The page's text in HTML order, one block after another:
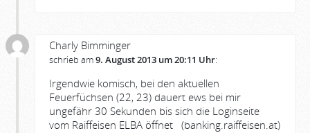
Charly Bimminger
schrieb am9. August 2013 um 20:11 Uhr:
Irgendwie komisch, bei den aktuellen
Feuerfüchsen (22, 23) dauert ews bei mir
ungefähr 30 Sekunden bis sich die Loginseite
vom Raiffeisen ELBA öffnet (banking.raiffeisen.at)